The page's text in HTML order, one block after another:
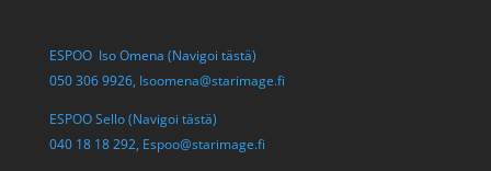
ESPOO Iso Omena (Navigoi tästä)
050 306 9926, Isoomena@starimage.fi
ESPOO Sello (Navigoi tästä)
040 18 18 292, Espoo@starimage.fi